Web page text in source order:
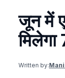
जून में
Written by: